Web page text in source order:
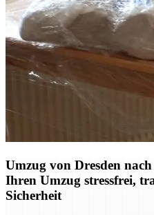
Umzug von Dresden
Ihren Umzug stressfrei,
Sicherheit